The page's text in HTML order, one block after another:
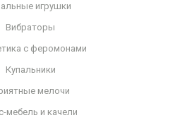
игрушки
Вибраторы
с феромонами
Купальники
мелочи
мебель и качели